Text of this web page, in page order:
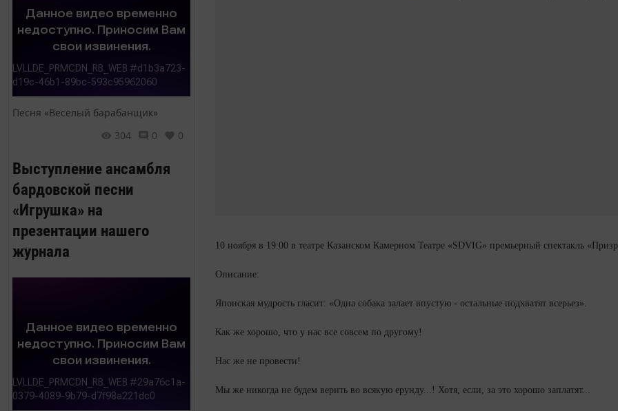
Песня «Веселый барабанщик»
304
0 0
Выступление ансамбля
бардовской песни
«Игрушка» на
презентации нашего
журнала
10 ноября в 19:00 в театре Казанском Камерном Театре «SDVIG» премьерный спектакль
Описание:
Японская мудрость гласит: «Одна собака залает впустую - остальные подхватят всерьез».
Как же хорошо, что у нас все совсем по другому!
Нас же не провести!
Мы же никогда не будем верить во всякую ерунду...! Хотя, если, за это хорошо заплатят...